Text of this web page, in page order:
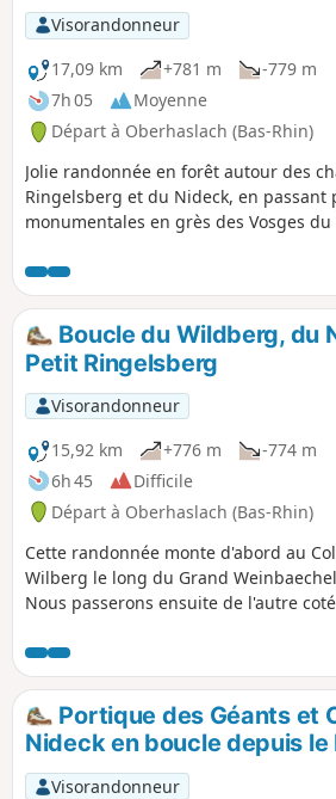
Visorandonneur
17,09 km
+781 m
-779 m
7h 05
Moyenne
Départ à Oberhaslach (Bas-Rhin)
Jolie randonnée en forêt autour des
Ringelsberg et du Nideck, en passant
monumentales en grès des Vosges
région depuis le Hohenstein, le Haut
Hirschfels.
Boucle du Wildberg, du
Petit Ringelsberg
Visorandonneur
15,92 km
+776 m
-774 m
6h 45
Difficile
Départ à Oberhaslach (Bas-Rhin)
Cette randonnée monte d'abord au
Wilberg le long du Grand
Nous passerons ensuite de l'autre
l'emblématique Cascade du Nideck,
dans son écrin sauvage et boisé, en
le promontoire du Hirschfels. Puis
découvrirons l'insolite enceinte
Petit Ringelsberg et la ruine du
Hohenstein.
Portique des Géants et
Nideck en boucle depuis
Visorandonneur